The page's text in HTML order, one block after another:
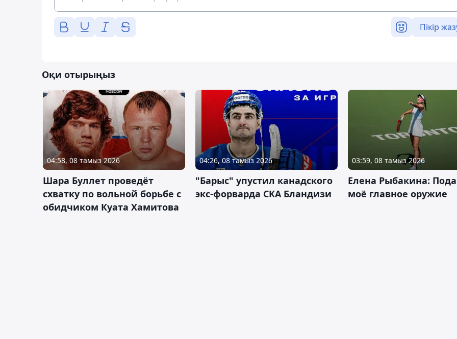
Пікір
Оқи отырыңыз
04:58, 08 тамыз 2026
Шара Буллет проведёт
схватку по вольной борьбе с
обидчиком Куата Хамитова
04:26, 08 тамыз 2026
"Барыс" упустил канадского
экс-форварда СКА Бландизи
03:59, 08 тамыз 2026
Елена Рыбакина:
моё главное оружие